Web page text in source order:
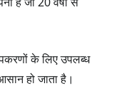
के लिए उपलब्ध
हो जाता है।